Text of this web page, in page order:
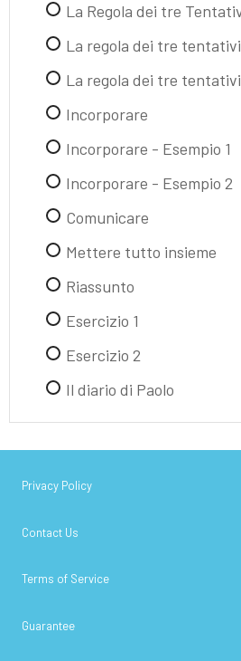
La Regola dei tre
La regola dei tre
La regola dei tre
Incorporare
Incorporare - Esempio 1
Incorporare - Esempio 2
Comunicare
Mettere tutto insieme
Riassunto
Esercizio 1
Esercizio 2
Il diario di Paolo
Privacy Policy
Contact Us
Terms of Service
Guarantee